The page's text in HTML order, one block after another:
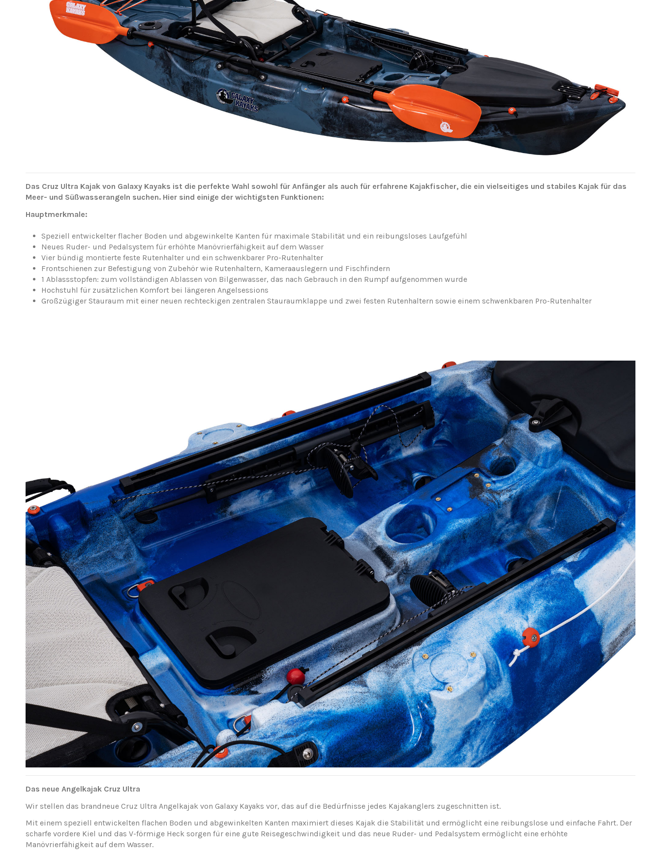
Das Cruz Ultra Kajak von Galaxy Kayaks ist die perfekte Wahl sowohl für Anfänger als auch für erfahrene Kajakfischer, die ein vielseitiges und stabiles Kajak für das
Meer- und Süßwasserangeln suchen. Hier sind einige der wichtigsten Funktionen:
Hauptmerkmale:
Speziell entwickelter flacher Boden und abgewinkelte Kanten für maximale Stabilität und ein reibungsloses Laufgefühl
Neues Ruder- und Pedalsystem für erhöhte Manövrierfähigkeit auf dem Wasser
Vier bündig montierte feste Rutenhalter und ein schwenkbarer Pro-Rutenhalter
Frontschienen zur Befestigung von Zubehör wie Rutenhaltern, Kameraauslegern und Fischfindern
1 Ablassstopfen: zum vollständigen Ablassen von Bilgenwasser, das nach Gebrauch in den Rumpf aufgenommen wurde
Hochstuhl für zusätzlichen Komfort bei längeren Angelsessions
Großzügiger Stauraum mit einer neuen rechteckigen zentralen Stauraumklappe und zwei festen Rutenhaltern sowie einem schwenkbaren Pro-Rutenhalter
Das neue Angelkajak Cruz Ultra
Wir stellen das brandneue Cruz Ultra Angelkajak von Galaxy Kayaks vor, das auf die Bedürfnisse jedes Kajakanglers zugeschnitten ist.
Mit einem speziell entwickelten flachen Boden und abgewinkelten Kanten maximiert dieses Kajak die Stabilität und ermöglicht eine reibungslose und einfache Fahrt. Der
scharfe vordere Kiel und das V-förmige Heck sorgen für eine gute Reisegeschwindigkeit und das neue Ruder- und Pedalsystem ermöglicht eine erhöhte
Manövrierfähigkeit auf dem Wasser.